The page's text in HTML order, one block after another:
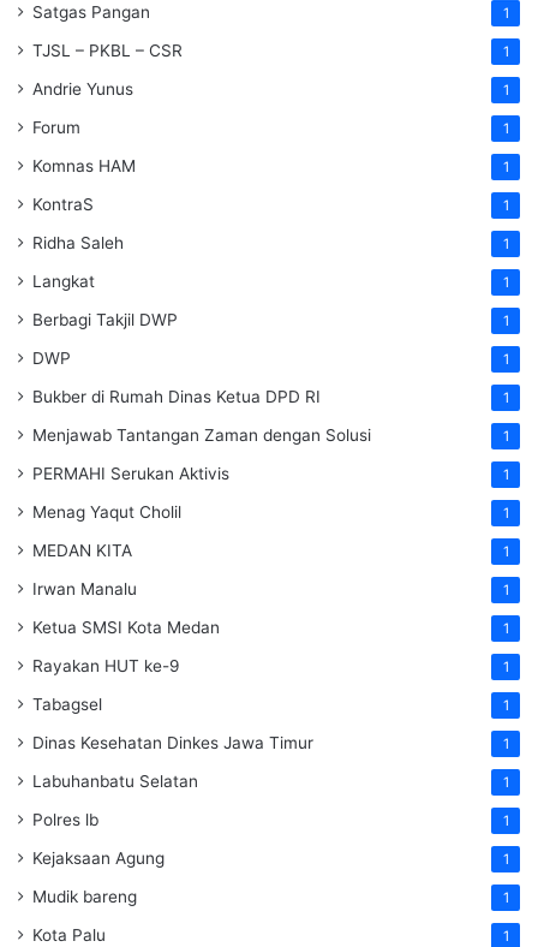
Satgas Pangan 1
TJSL – PKBL – CSR 1
Andrie Yunus 1
Forum 1
Komnas HAM 1
KontraS 1
Ridha Saleh 1
Langkat 1
Berbagi Takjil DWP 1
DWP 1
Bukber di Rumah Dinas Ketua DPD RI 1
Menjawab Tantangan Zaman dengan Solusi 1
PERMAHI Serukan Aktivis 1
Menag Yaqut Cholil 1
MEDAN KITA 1
Irwan Manalu 1
Ketua SMSI Kota Medan 1
Rayakan HUT ke-9 1
Tabagsel 1
Dinas Kesehatan Dinkes Jawa Timur 1
Labuhanbatu Selatan 1
Polres lb 1
Kejaksaan Agung 1
Mudik bareng 1
Kota Palu 1